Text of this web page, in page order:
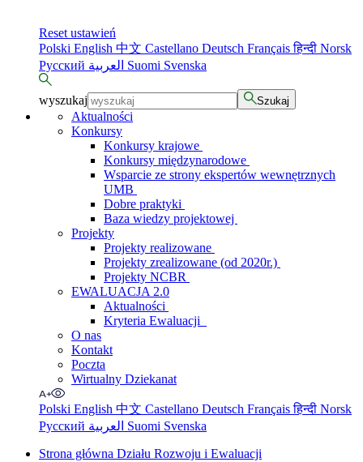
Reset ustawień
Polski English 中文 Castellano Deutsch Françaisहिन्दी Norsk
Русский
Suomi Svenska
wyszukaj Szukaj
Aktualności
Konkursy
Konkursy krajowe
Konkursy międzynarodowe
Wsparcie ze strony ekspertów wewnętrznych
UMB
Dobre praktyki
Baza wiedzy projektowej
Projekty
Projekty realizowane
Projekty zrealizowane (od 2020r.)
Projekty NCBR
EWALUACJA 2.0
Aktualności
Kryteria Ewaluacji
O nas
Kontakt
Poczta
Wirtualny Dziekanat
Polski English 中文 Castellano Deutsch Françaisहिन्दी Norsk
Русский
Suomi Svenska
Strona główna Działu Rozwoju i Ewaluacji